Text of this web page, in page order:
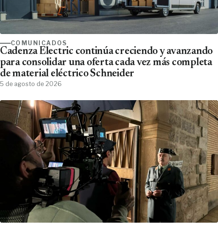
COMUNICADOS
Cadenza Electric continúa creciendo y avanzando
para consolidar una oferta cada vez más completa
de material eléctrico Schneider
5 de agosto de 2026